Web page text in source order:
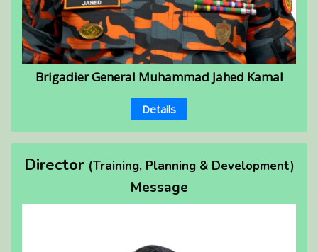
Brigadier General Muhammad Jahed Kamal
Details
Director (Training, Planning & Development)
Message